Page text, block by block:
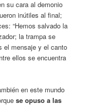
su cara al demonio
inútiles al final;
“Hemos salvado la
la trampa se
el mensaje y el canto
ellos se encuentra
en este mundo
se opuso a las